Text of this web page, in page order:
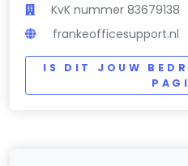
KvK nummer 83679138
frankeofficesupport.nl
IS DIT JOUW